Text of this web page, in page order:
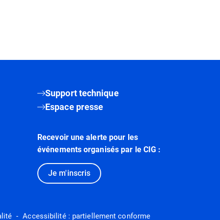
Support technique
Espace presse
Recevoir une alerte pour les
événements organisés par le CIG :
Je m'inscris
Accessibilité : partiellement conforme